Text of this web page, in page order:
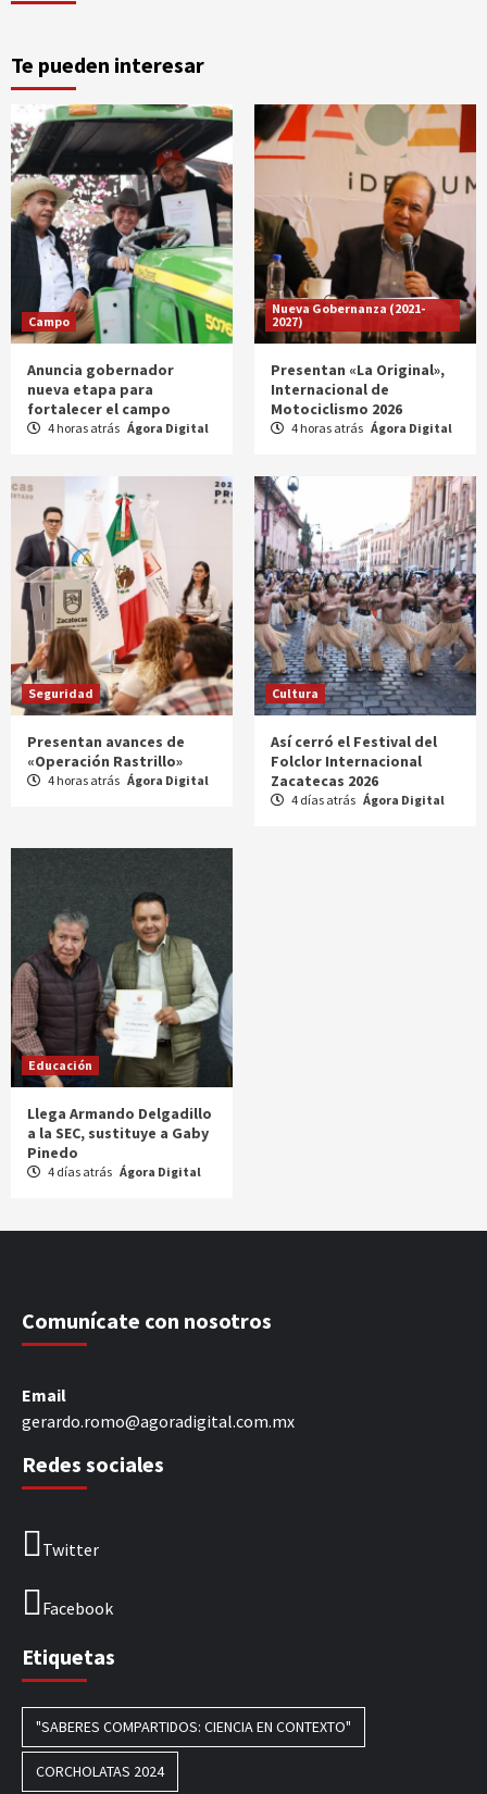
Te pueden interesar
Campo
Anuncia gobernador
nueva etapa para
fortalecer el campo
4 horas atrás Ágora Digital
Nueva Gobernanza (2021-
2027)
Presentan «La Original»,
Internacional de
Motociclismo 2026
4 horas atrás Ágora Digital
Seguridad
Presentan avances de
«Operación Rastrillo»
4 horas atrás Ágora Digital
Cultura
Así cerró el Festival del
Folclor Internacional
Zacatecas 2026
4 días atrás Ágora Digital
Educación
Llega Armando Delgadillo
a la SEC, sustituye a Gaby
Pinedo
4 días atrás Ágora Digital
Comunícate con nosotros
Email
gerardo.romo@agoradigital.com.mx
Redes sociales
Twitter
Facebook
Etiquetas
"SABERES COMPARTIDOS: CIENCIA EN CONTEXTO"
CORCHOLATAS 2024